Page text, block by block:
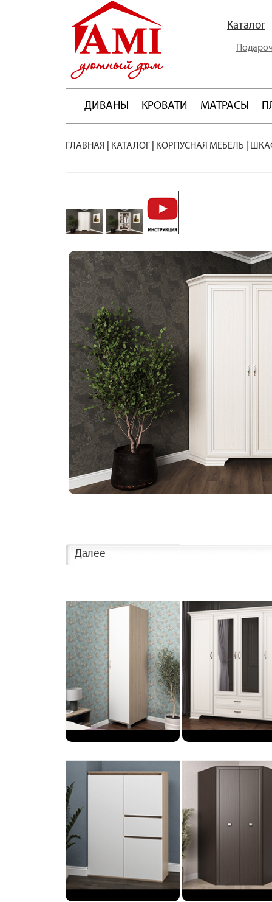
Каталог
ДИВАНЫ КРОВАТИ МАТРАСЫ
ГЛАВНАЯ КАТАЛОГ КОРПУСНАЯ МЕБЕЛЬ
Далее